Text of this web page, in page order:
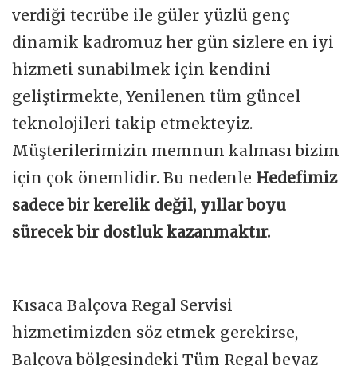
verdiği tecrübe ile güler yüzlü genç
dinamik kadromuz her gün sizlere en iyi
hizmeti sunabilmek için kendini
geliştirmekte, Yenilenen tüm güncel
teknolojileri takip etmekteyiz.
Müşterilerimizin memnun kalması bizim
için çok önemlidir. Bu nedenle Hedefimiz
sadece bir kerelik değil, yıllar boyu
sürecek bir dostluk kazanmaktır.
Kısaca Balçova Regal Servisi
hizmetimizden söz etmek gerekirse,
Balçova bölgesindeki Tüm Regal beyaz